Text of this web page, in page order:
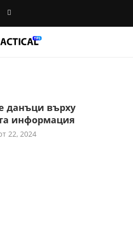
данъци върху
информация
22, 2024